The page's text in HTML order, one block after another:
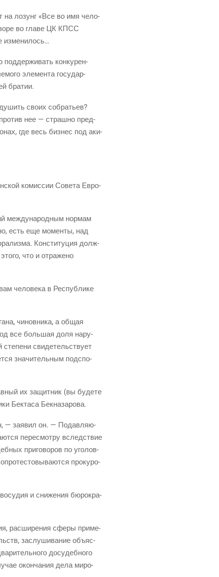
на лозунг «Все во имя чело­
во гла­ве ЦК КПСС
изменилось…
под­дер­жи­вать кон­ку­рен­
эле­мен­та госу­дар­
братии.
сво­их собра­тьев?
нее — страш­но пред­
где весь биз­нес под аки­
комис­сии Сове­та Евро­
меж­ду­на­род­ным нор­мам
есть еще момен­ты, над
Кон­сти­ту­ция долж­
что и отра­же­но
чело­ве­ка в Рес­пуб­ли­ке
чинов­ни­ка, а общая
все боль­шая доля нару­
сви­де­тель­ству­ет
зна­чи­тель­ным под­спо­
их защит­ник (вы буде­те
Бек­та­са Бекназарова.
— заявил он. — Подав­ля­ю­
пере­смот­ру вслед­ствие
при­го­во­ров по уго­лов­
про­ку­ро­
и сни­же­ния бюро­кра­
рас­ши­ре­ния сфе­ры при­ме­
заслу­ши­ва­ние объ­яс­
досу­деб­но­го
окон­ча­ния дела миро­